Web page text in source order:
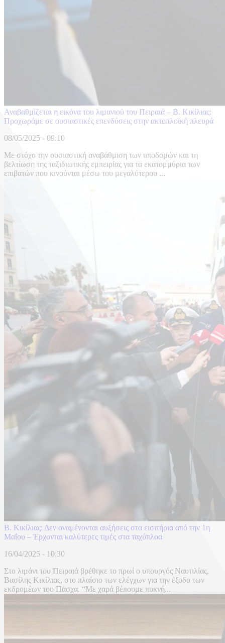
Αναβαθμίζεται η εικόνα του λιμανιού του Πειραιά – B. Κικίλιας:
Προχωράμε σε ουσιαστικές επενδύσεις στην ακτοπλοϊκή πλευρά
08/05/2025 - 09:10
Με στόχο την ουσιαστική αναβάθμιση των υποδομών και τη
βελτίωση της ταξιδιωτικής εμπειρίας για τα εκατομμύρια των
επιβατών που κινούνται μέσω του μεγαλύτερου ...
Β. Κικίλιας: Δεν αναμένονται αυξήσεις στα εισιτήρια από την 1η
Μαΐου – Έρχονται καλύτερες τιμές στα ταχύπλοα
16/04/2025 - 10:30
Στο λιμάνι του Πειραιά βρέθηκε το πρωί ο υπουργός Ναυτιλίας,
Βασίλης Κικίλιας, στο πλαίσιο των ελέγχων για την έξοδο των
εκδρομέων του Πάσχα. “Με χαρά βέπουμε πυκνή...